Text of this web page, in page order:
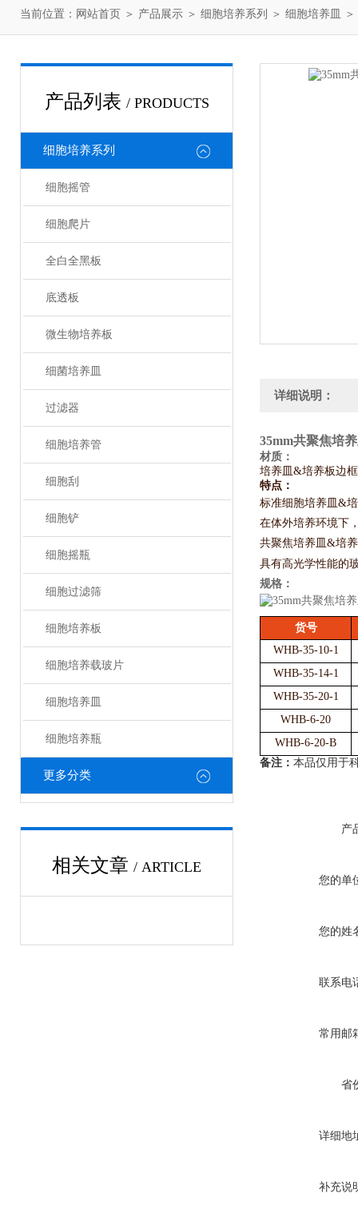
当前位置： 网站首页 ＞ 产品展示 ＞ 细胞培养系列 ＞ 细胞培养皿
产品列表 / PRODUCTS
细胞培养系列
细胞摇管
细胞爬片
全白全黑板
底透板
微生物培养板
细菌培养皿
过滤器
细胞培养管
细胞刮
细胞铲
细胞摇瓶
细胞过滤筛
细胞培养板
细胞培养载玻片
细胞培养皿
细胞培养瓶
更多分类
相关文章 / ARTICLE
详细说明：
35mm共聚焦培
材质：
培养皿&培养板边
特点：
标准细胞培养皿&
在体外培养环境下
共聚焦培养皿 &培
具有高光学性能的
规格：
货号
WHB-35-10-1
WHB-35-14-1
WHB-35-20-1
WHB-6-20
WHB-6-20-B
备注： 本品仅用于
产
您的单
您的姓
联系电
常用邮
省
详细地
补充说